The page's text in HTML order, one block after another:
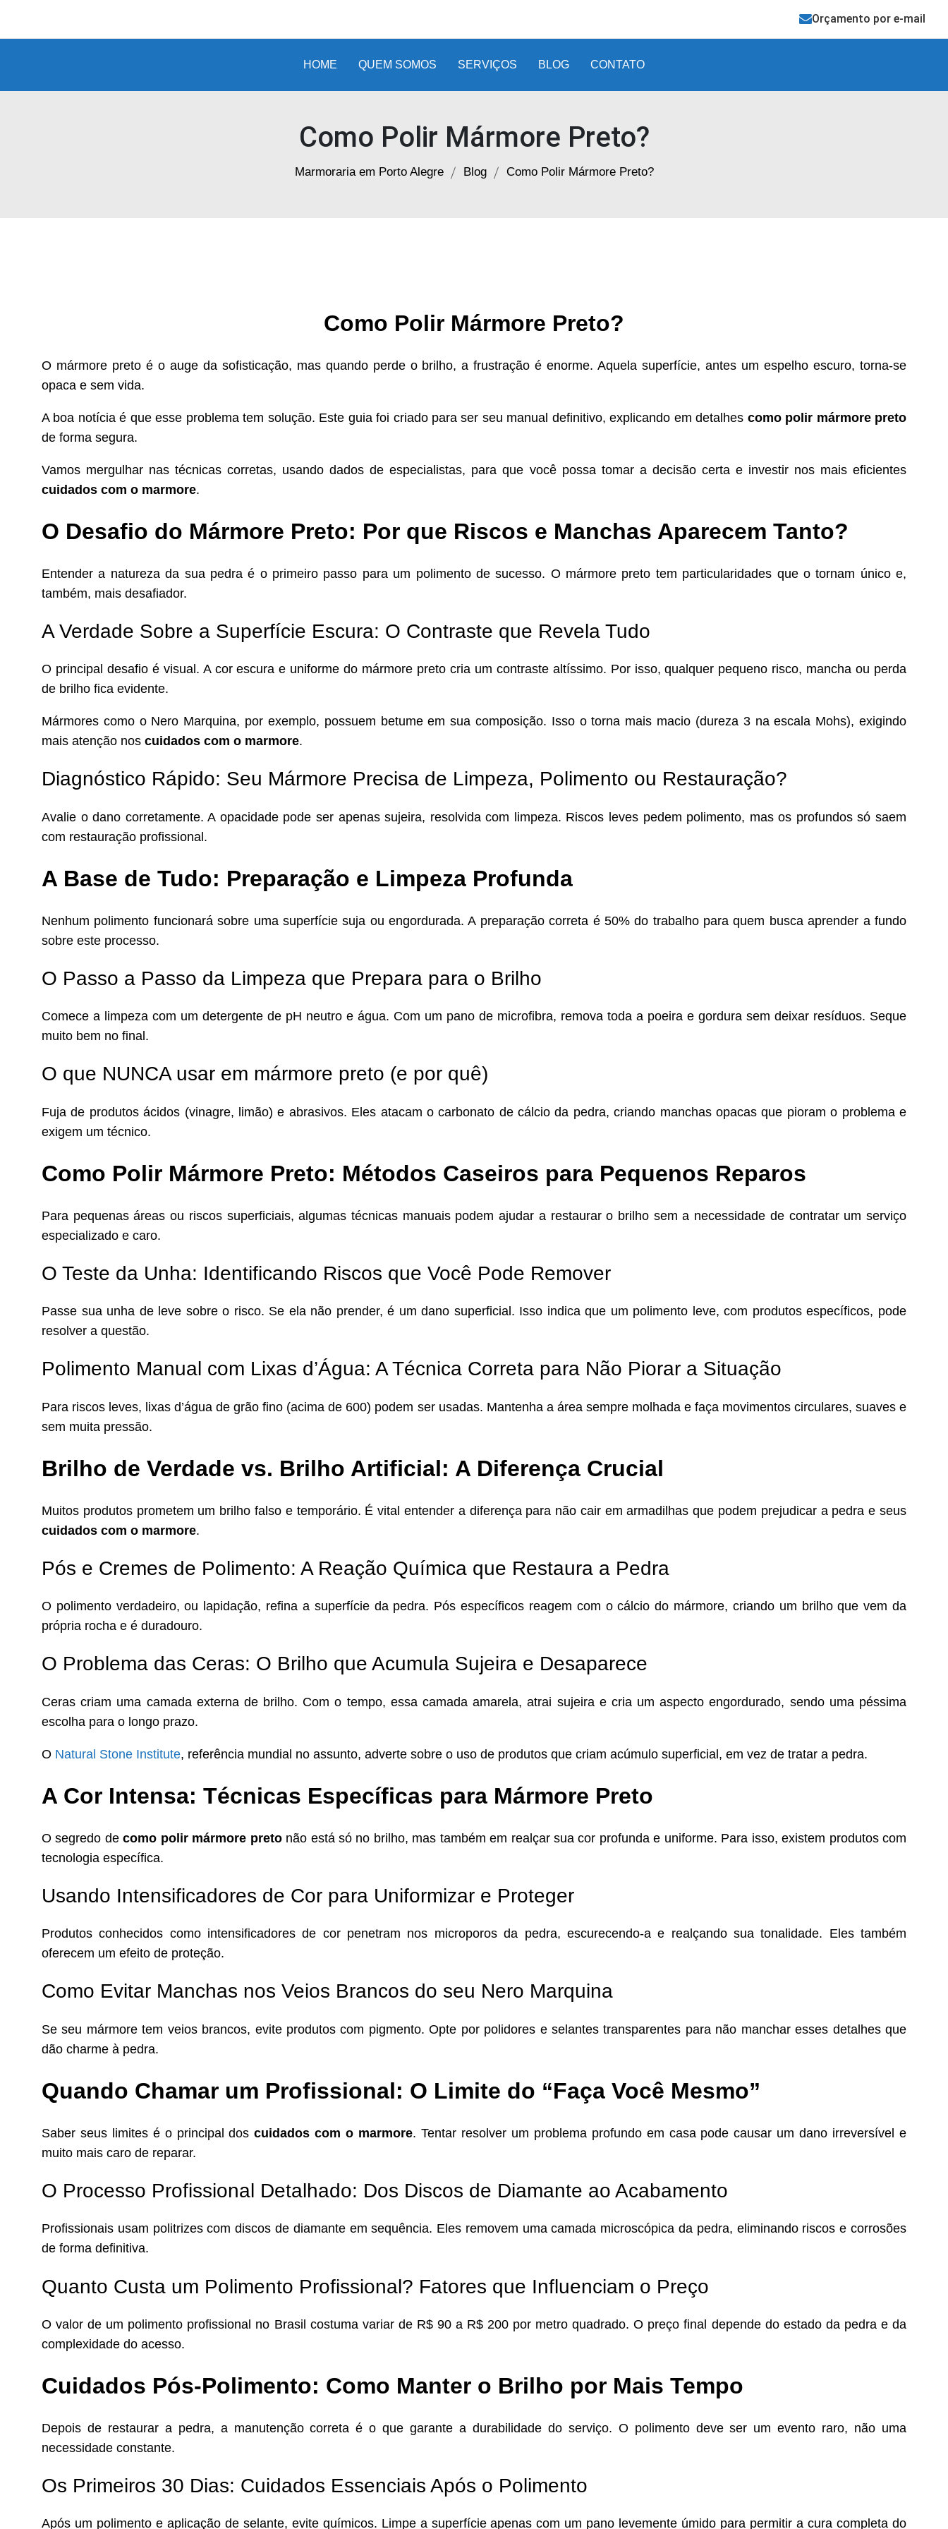
em
Orçamento por e-mail
HOME QUEM SOMOS SERVIÇOS BLOG CONTATO
Como Polir Mármore Preto?
Marmoraria em Porto Alegre Blog Como Polir Mármore Preto?
Como Polir Mármore Preto?
O mármore preto é o auge da sofisticação, mas quando perde o brilho, a frustração é enorme. Aquela superfície, antes um espelho escuro, torna-se
opaca e sem vida.
A boa notícia é que esse problema tem solução. Este guia foi criado para ser seu manual definitivo, explicando em detalhes como polir mármore preto
de forma segura.
Vamos mergulhar nas técnicas corretas, usando dados de especialistas, para que você possa tomar a decisão certa e investir nos mais eficientes
cuidados com o marmore.
O Desafio do Mármore Preto: Por que Riscos e Manchas Aparecem Tanto?
Entender a natureza da sua pedra é o primeiro passo para um polimento de sucesso. O mármore preto tem particularidades que o tornam único e,
também, mais desafiador.
A Verdade Sobre a Superfície Escura: O Contraste que Revela Tudo
O principal desafio é visual. A cor escura e uniforme do mármore preto cria um contraste altíssimo. Por isso, qualquer pequeno risco, mancha ou perda
de brilho fica evidente.
Mármores como o Nero Marquina, por exemplo, possuem betume em sua composição. Isso o torna mais macio (dureza 3 na escala Mohs), exigindo
mais atenção nos cuidados com o marmore.
Diagnóstico Rápido: Seu Mármore Precisa de Limpeza, Polimento ou Restauração?
Avalie o dano corretamente. A opacidade pode ser apenas sujeira, resolvida com limpeza. Riscos leves pedem polimento, mas os profundos só saem
com restauração profissional.
A Base de Tudo: Preparação e Limpeza Profunda
Nenhum polimento funcionará sobre uma superfície suja ou engordurada. A preparação correta é 50% do trabalho para quem busca aprender a fundo
sobre este processo.
O Passo a Passo da Limpeza que Prepara para o Brilho
Comece a limpeza com um detergente de pH neutro e água. Com um pano de microfibra, remova toda a poeira e gordura sem deixar resíduos. Seque
muito bem no final.
O que NUNCA usar em mármore preto (e por quê)
Fuja de produtos ácidos (vinagre, limão) e abrasivos. Eles atacam o carbonato de cálcio da pedra, criando manchas opacas que pioram o problema e
exigem um técnico.
Como Polir Mármore Preto: Métodos Caseiros para Pequenos Reparos
Para pequenas áreas ou riscos superficiais, algumas técnicas manuais podem ajudar a restaurar o brilho sem a necessidade de contratar um serviço
especializado e caro.
O Teste da Unha: Identificando Riscos que Você Pode Remover
Passe sua unha de leve sobre o risco. Se ela não prender, é um dano superficial. Isso indica que um polimento leve, com produtos específicos, pode
resolver a questão.
Polimento Manual com Lixas d’Água: A Técnica Correta para Não Piorar a Situação
Para riscos leves, lixas d’água de grão fino (acima de 600) podem ser usadas. Mantenha a área sempre molhada e faça movimentos circulares, suaves e
sem muita pressão.
Brilho de Verdade vs. Brilho Artificial: A Diferença Crucial
Muitos produtos prometem um brilho falso e temporário. É vital entender a diferença para não cair em armadilhas que podem prejudicar a pedra e seus
cuidados com o marmore.
Pós e Cremes de Polimento: A Reação Química que Restaura a Pedra
O polimento verdadeiro, ou lapidação, refina a superfície da pedra. Pós específicos reagem com o cálcio do mármore, criando um brilho que vem da
própria rocha e é duradouro.
O Problema das Ceras: O Brilho que Acumula Sujeira e Desaparece
Ceras criam uma camada externa de brilho. Com o tempo, essa camada amarela, atrai sujeira e cria um aspecto engordurado, sendo uma péssima
escolha para o longo prazo.
O Natural Stone Institute, referência mundial no assunto, adverte sobre o uso de produtos que criam acúmulo superficial, em vez de tratar a pedra.
A Cor Intensa: Técnicas Específicas para Mármore Preto
O segredo decomo polir mármore pretonão está só no brilho, mas também em realçar sua cor profunda e uniforme. Para isso, existem produtos com
tecnologia específica.
Usando Intensificadores de Cor para Uniformizar e Proteger
Produtos conhecidos como intensificadores de cor penetram nos microporos da pedra, escurecendo-a e realçando sua tonalidade. Eles também
oferecem um efeito de proteção.
Como Evitar Manchas nos Veios Brancos do seu Nero Marquina
Se seu mármore tem veios brancos, evite produtos com pigmento. Opte por polidores e selantes transparentes para não manchar esses detalhes que
dão charme à pedra.
Quando Chamar um Profissional: O Limite do “Faça Você Mesmo”
Saber seus limites é o principal doscuidados com o marmore. Tentar resolver um problema profundo em casa pode causar um dano irreversível e
muito mais caro de reparar.
O Processo Profissional Detalhado: Dos Discos de Diamante ao Acabamento
Profissionais usam politrizes com discos de diamante em sequência. Eles removem uma camada microscópica da pedra, eliminando riscos e corrosões
de forma definitiva.
Quanto Custa um Polimento Profissional? Fatores que Influenciam o Preço
O valor de um polimento profissional no Brasil costuma variar de R$ 90 a R$ 200 por metro quadrado. O preço final depende do estado da pedra e da
complexidade do acesso.
Cuidados Pós-Polimento: Como Manter o Brilho por Mais Tempo
Depois de restaurar a pedra, a manutenção correta é o que garante a durabilidade do serviço. O polimento deve ser um evento raro, não uma
necessidade constante.
Os Primeiros 30 Dias: Cuidados Essenciais Após o Polimento
Após um polimento e aplicação de selante, evite químicos. Limpe a superfície apenas com um pano levemente úmido para permitir a cura completa do